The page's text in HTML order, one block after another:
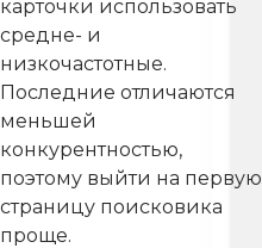
карточки использовать
средне- и
низкочастотные.
Последние отличаются
меньшей
конкурентностью,
поэтому выйти на первую
страницу поисковика
проще.